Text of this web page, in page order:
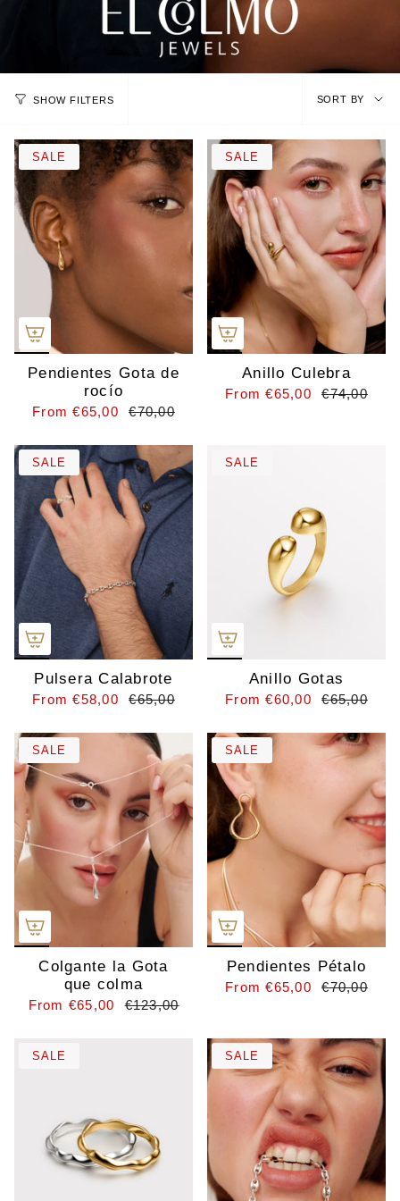
SHOW FILTERS
SORT
BY
SORT BY
SALE
Pendientes Gota de
rocío
From €65,00 €70,00
SALE
Anillo Culebra
From €65,00 €74,00
SALE
Pulsera Calabrote
From €58,00 €65,00
SALE
Anillo Gotas
From €60,00 €65,00
SALE
Colgante la Gota
que colma
From €65,00 €123,00
SALE
Pendientes Pétalo
From €65,00 €70,00
SALE SALE